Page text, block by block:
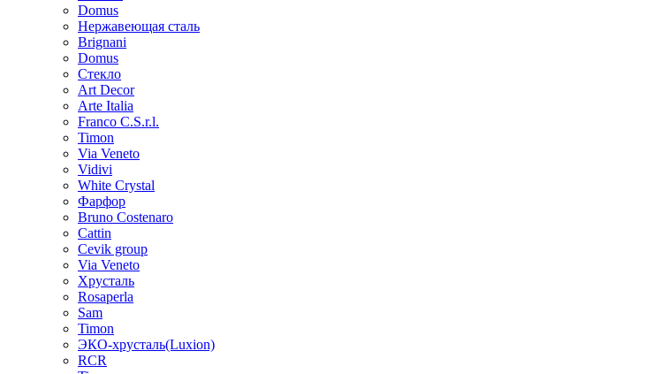
Domus
Нержавеющая сталь
Brignani
Domus
Стекло
Art Decor
Arte Italia
Franco C.S.r.l.
Timon
Via Veneto
Vidivi
White Crystal
Фарфор
Bruno Costenaro
Cattin
Cevik group
Via Veneto
Хрусталь
Rosaperla
Sam
Timon
ЭКО-хрусталь(Luxion)
RCR